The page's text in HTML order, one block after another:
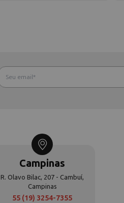
Campinas
R. Olavo Bilac, 207 - Cambuí,
Campinas
55 (19) 3254-7355